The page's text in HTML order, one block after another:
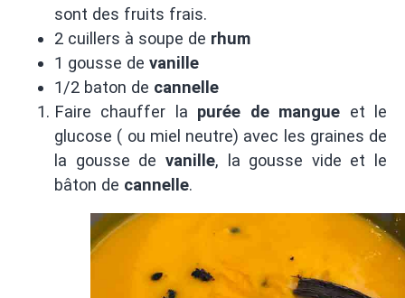
sont des fruits frais.
2 cuillers à soupe de rhum
1 gousse de vanille
1/2 baton de cannelle
Faire chauffer la purée de mangue et le
glucose ( ou miel neutre) avec les graines de
la gousse de vanille, la gousse vide et le
bâton de cannelle.